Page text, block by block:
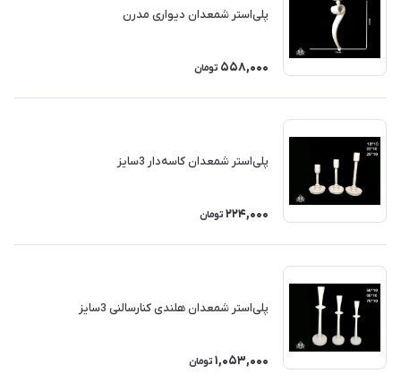
پلی‌استر شمعدان دیواری مدرن
558,000 تومان
پلی‌استر شمعدان کاسه‌دار 3سایز
224,000 تومان
پلی‌استر شمعدان هلندی کنارسالنی 3سایز
1,053,000 تومان